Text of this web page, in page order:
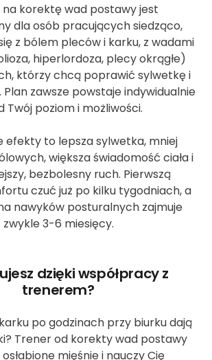
na korektę wad postawy jest
dla osób pracujących siedząco,
z bólem pleców i karku, z wadami
hiperlordoza, plecy okrągłe)
którzy chcą poprawić sylwetkę i
zawsze powstaje indywidualnie
Twój poziom i możliwości.
efekty to lepsza sylwetka, mniej
większa świadomość ciała i
bezbolesny ruch. Pierwszą
czuć już po kilku tygodniach, a
nawyków posturalnych zajmuje
zwykle 3-6 miesięcy.
dzięki współpracy z
trenerem?
po godzinach przy biurku dają
Trener od korekty wad postawy
mięśnie i nauczy Cię